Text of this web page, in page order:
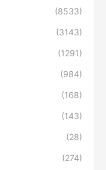
(8533)
(3143)
(1291)
(984)
(168)
(143)
(28)
(274)